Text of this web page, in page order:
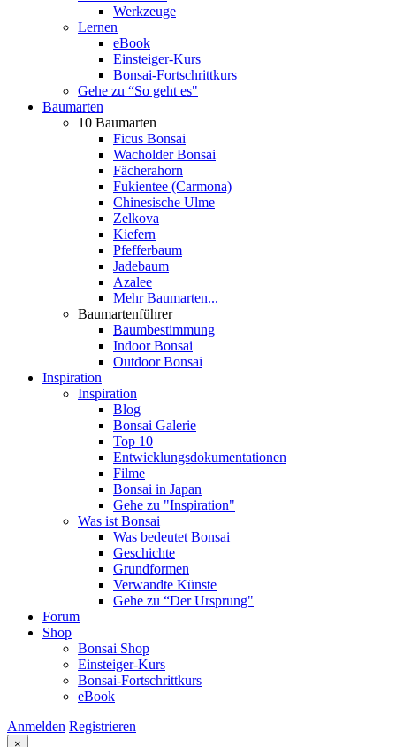
Werkzeuge
Lernen
eBook
Einsteiger-Kurs
Bonsai-Fortschrittkurs
Gehe zu “So geht es"
Baumarten
10 Baumarten
Ficus Bonsai
Wacholder Bonsai
Fächerahorn
Fukientee (Carmona)
Chinesische Ulme
Zelkova
Kiefern
Pfefferbaum
Jadebaum
Azalee
Mehr Baumarten...
Baumartenführer
Baumbestimmung
Indoor Bonsai
Outdoor Bonsai
Inspiration
Inspiration
Blog
Bonsai Galerie
Top 10
Entwicklungsdokumentationen
Filme
Bonsai in Japan
Gehe zu "Inspiration"
Was ist Bonsai
Was bedeutet Bonsai
Geschichte
Grundformen
Verwandte Künste
Gehe zu “Der Ursprung"
Forum
Shop
Bonsai Shop
Einsteiger-Kurs
Bonsai-Fortschrittkurs
eBook
Anmelden Registrieren
×